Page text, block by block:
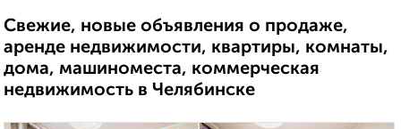
Свежие, новые объявления о продаже,
аренде недвижимости, квартиры, комнаты,
дома, машиноместа, коммерческая
недвижимость в Челябинске